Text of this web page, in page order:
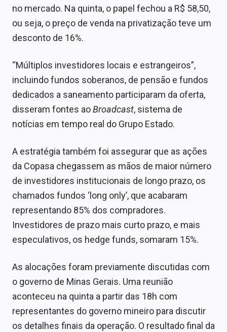
no mercado. Na quinta, o papel fechou a R$ 58,50,
ou seja, o preço de venda na privatização teve um
desconto de 16%.
“Múltiplos investidores locais e estrangeiros”,
incluindo fundos soberanos, de pensão e fundos
dedicados a saneamento participaram da oferta,
disseram fontes aoBroadcast, sistema de
notícias em tempo real do Grupo Estado.
A estratégia também foi assegurar que as ações
da Copasa chegassem as mãos de maior número
de investidores institucionais de longo prazo, os
chamados fundos ‘long only’, que acabaram
representando 85% dos compradores.
Investidores de prazo mais curto prazo, e mais
especulativos, os hedge funds, somaram 15%.
As alocações foram previamente discutidas com
o governo de Minas Gerais. Uma reunião
aconteceu na quinta a partir das 18h com
representantes do governo mineiro para discutir
os detalhes finais da operação. O resultado final da